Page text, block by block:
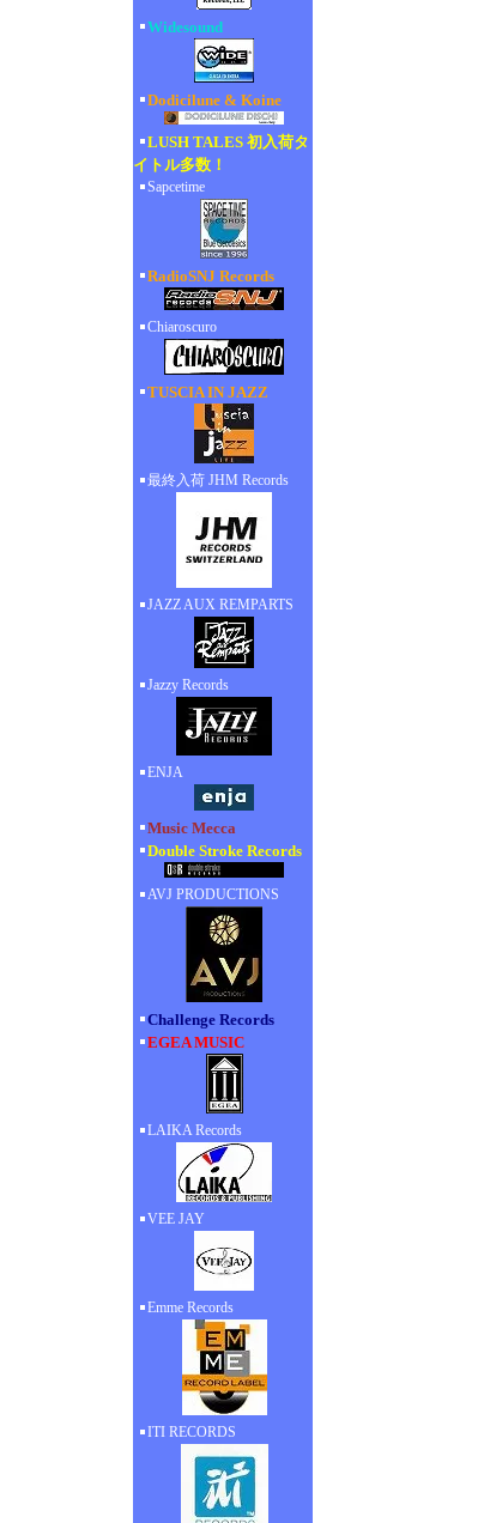
Widesound
Dodicilune & Koine
LUSH TALES 初入荷タ
イトル多数！
Sapcetime
RadioSNJ Records
Chiaroscuro
TUSCIA IN JAZZ
最終入荷 JHM Records
JAZZ AUX REMPARTS
Jazzy Records
ENJA
Music Mecca
Double Stroke Records
AVJ PRODUCTIONS
Challenge Records
EGEA MUSIC
LAIKA Records
VEE JAY
Emme Records
ITI RECORDS